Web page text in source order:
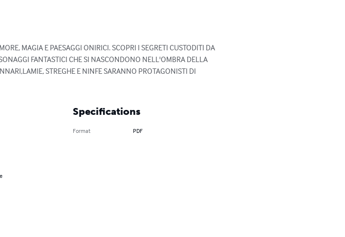
MAGIA E PAESAGGI ONIRICI. SCOPRI I SEGRETI CUSTODITI DA
FANTASTICI CHE SI NASCONDONO NELL'OMBRA DELLA
STREGHE E NINFE SARANNO PROTAGONISTI DI
Specifications
Format PDF